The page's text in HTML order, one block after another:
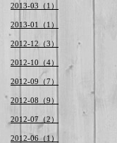
2013-03（1）
2013-01（1）
2012-12（3）
2012-10（4）
2012-09（7）
2012-08（9）
2012-07（2）
2012-06（1）